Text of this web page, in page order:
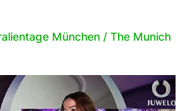
München / The Munich